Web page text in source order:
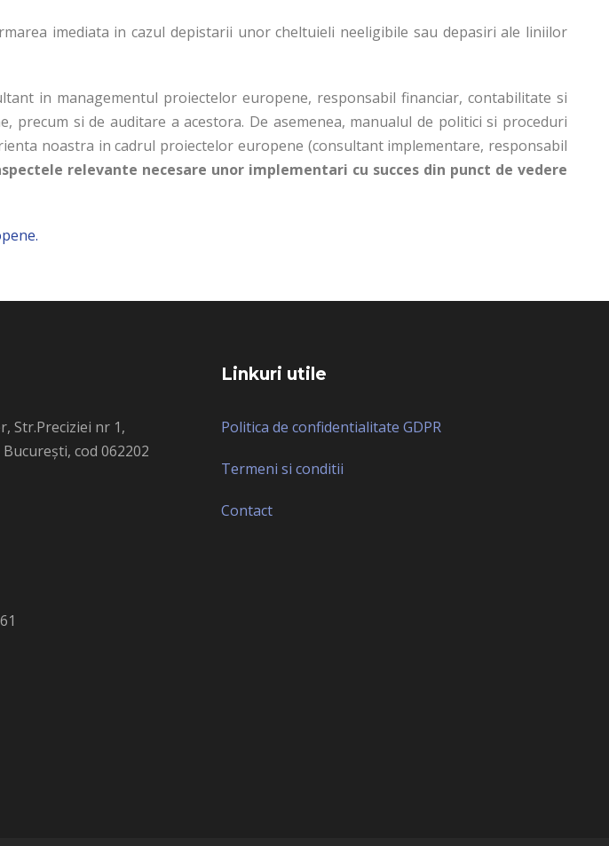
imediata in cazul depistarii unor cheltuieli neeligibile sau depasiri ale liniilor
in managementul proiectelor europene, responsabil financiar, contabilitate si
si de auditare a acestora. De asemenea, manualul de politici si proceduri
noastra in cadrul proiectelor europene (consultant implementare, responsabil
relevante necesare unor implementari cu succes din punct de vedere
Str.Preciziei nr 1,
cod 062202
Linkuri utile
Politica de confidentialitate GDPR
Termeni si conditii
Contact